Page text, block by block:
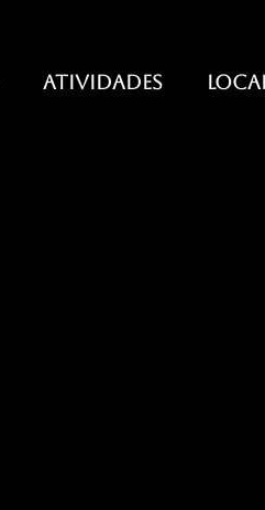
ATIVIDADES